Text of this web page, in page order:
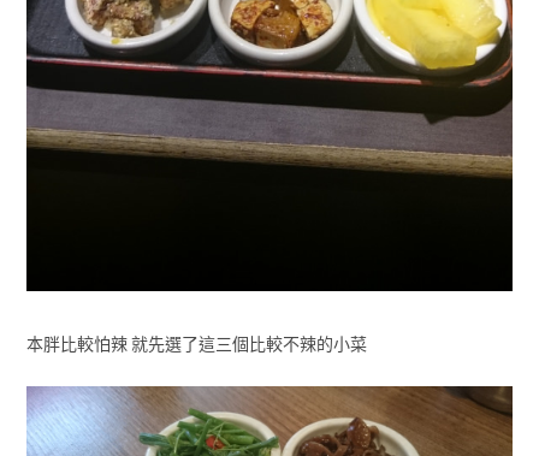
本胖比較怕辣 就先選了這三個比較不辣的小菜